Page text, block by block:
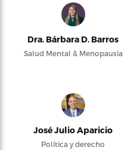
Dra. Bárbara D. Barros
Salud Mental & Menopausia
José Julio Aparicio
Política y derecho